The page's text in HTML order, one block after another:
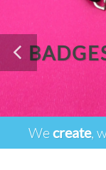
Wecreate,